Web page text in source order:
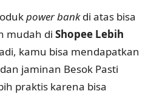
powerbankdi atas bisa
mudah di Shopee Lebih
kamu bisa mendapatkan
jaminan Besok Pasti
praktis karena bisa